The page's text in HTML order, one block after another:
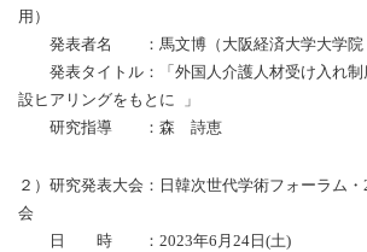
用）
発表者名 ：馬文博（大阪経済大学大学院
発表タイトル：「外国人介護人材受け入れ制
設ヒアリングをもとに 」
研究指導 ：森 詩恵
２）研究発表大会：日韓次世代学術フォーラム
会
日 時 ：2023年6月24日(土)